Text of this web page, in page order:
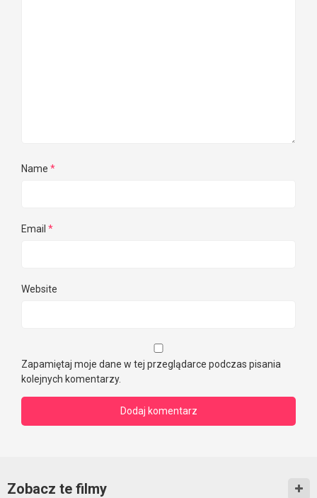
Name *
Email *
Website
Zapamiętaj moje dane w tej przeglądarce podczas pisania
kolejnych komentarzy.
Zobacz te filmy